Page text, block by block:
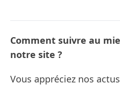
Comment suivre au
notre site ?
Vous appréciez nos